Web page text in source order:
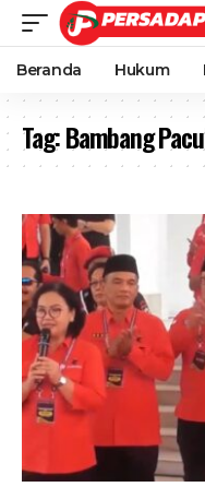
Beranda Hukum
Tag:Bambang